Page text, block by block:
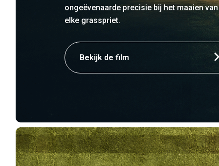
ongeëvenaarde precisie bij het maaien van
elke grasspriet.
Bekijk de film